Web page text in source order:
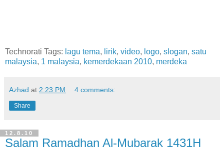
Technorati Tags: lagu tema, lirik, video, logo, slogan, satu
malaysia, 1 malaysia, kemerdekaan 2010, merdeka
Azhad at 2:23 PM 4 comments:
Share
12.8.10
Salam Ramadhan Al-Mubarak 1431H